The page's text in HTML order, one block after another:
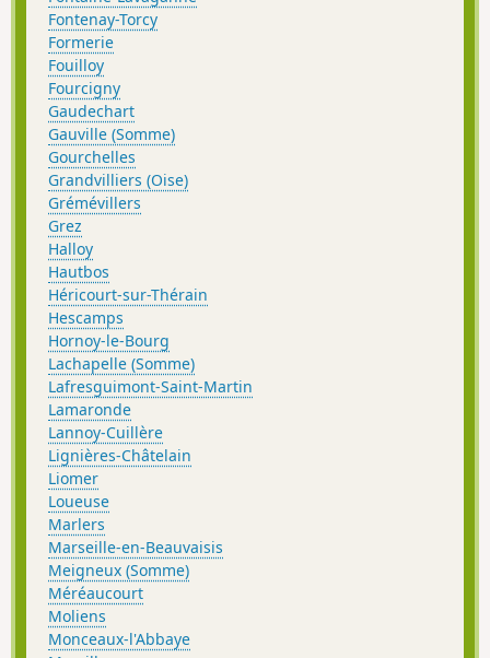
Fontenay-Torcy
Formerie
Fouilloy
Fourcigny
Gaudechart
Gauville (Somme)
Gourchelles
Grandvilliers (Oise)
Grémévillers
Grez
Halloy
Hautbos
Héricourt-sur-Thérain
Hescamps
Hornoy-le-Bourg
Lachapelle (Somme)
Lafresguimont-Saint-Martin
Lamaronde
Lannoy-Cuillère
Lignières-Châtelain
Liomer
Loueuse
Marlers
Marseille-en-Beauvaisis
Meigneux (Somme)
Méréaucourt
Moliens
Monceaux-l'Abbaye